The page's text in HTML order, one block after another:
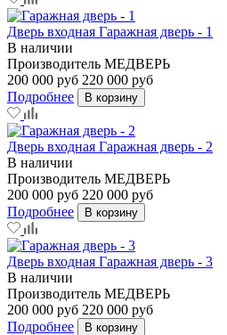
Дверь входная Гаражная дверь - 1
В наличии
Производитель МЕДВЕРЬ
200 000 руб 220 000 руб
Подробнее
В корзину
Дверь входная Гаражная дверь - 2
В наличии
Производитель МЕДВЕРЬ
200 000 руб 220 000 руб
Подробнее
В корзину
Дверь входная Гаражная дверь - 3
В наличии
Производитель МЕДВЕРЬ
200 000 руб 220 000 руб
Подробнее
В корзину